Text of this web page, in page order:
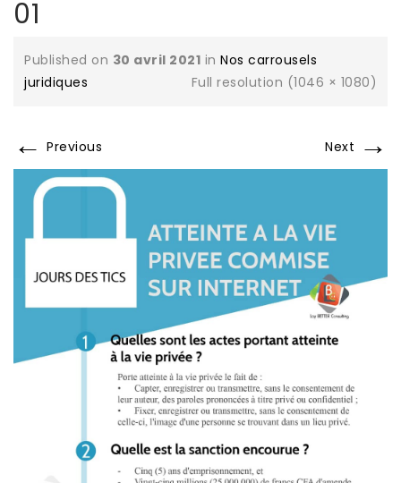
01
Published on 30 avril 2021 in Nos carrousels
juridiques
Full resolution (1046 × 1080)
← Previous Next →